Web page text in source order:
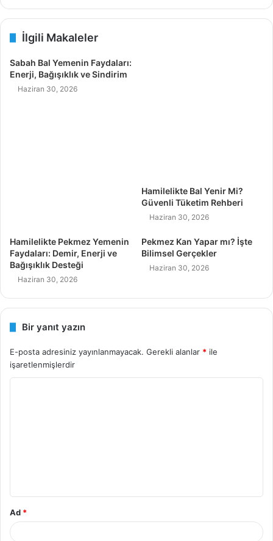
İlgili Makaleler
Sabah Bal Yemenin Faydaları:
Enerji, Bağışıklık ve Sindirim
Haziran 30, 2026
Hamilelikte Bal Yenir Mi?
Güvenli Tüketim Rehberi
Haziran 30, 2026
Hamilelikte Pekmez Yemenin
Faydaları: Demir, Enerji ve
Bağışıklık Desteği
Haziran 30, 2026
Pekmez Kan Yapar mı? İşte
Bilimsel Gerçekler
Haziran 30, 2026
Bir yanıt yazın
E-posta adresiniz yayınlanmayacak. Gerekli alanlar * ile
işaretlenmişlerdir
Ad *